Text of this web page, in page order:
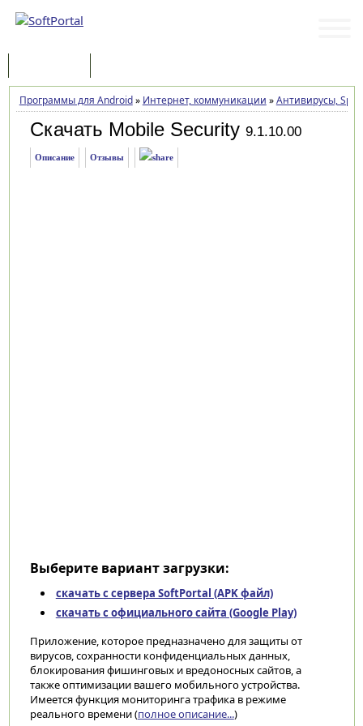
Программы для Android» Интернет, коммуникации »Антивирусы,
Скачать Mobile Security 9.1.10.00
Описание Отзывы
Выберите вариант загрузки:
скачать с сервера SoftPortal (APK файл)
скачать с официального сайта (Google Play)
Приложение, которое предназначено для защиты от
вирусов, сохранности конфиденциальных данных,
блокирования фишинговых и вредоносных сайтов, а
также оптимизации вашего мобильного устройства.
Имеется функция мониторинга трафика в режиме
реального времени (полное описание...)